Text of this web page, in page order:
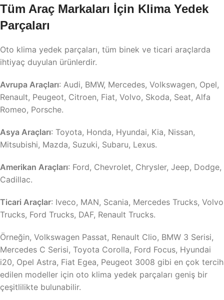
Tüm Araç Markaları İçin Klima Yedek
Parçaları
Oto klima yedek parçaları, tüm binek ve ticari araçlarda
ihtiyaç duyulan ürünlerdir.
Avrupa Araçları: Audi, BMW, Mercedes, Volkswagen, Opel,
Renault, Peugeot, Citroen, Fiat, Volvo, Skoda, Seat, Alfa
Romeo, Porsche.
Asya Araçları: Toyota, Honda, Hyundai, Kia, Nissan,
Mitsubishi, Mazda, Suzuki, Subaru, Lexus.
Amerikan Araçları: Ford, Chevrolet, Chrysler, Jeep, Dodge,
Cadillac.
Ticari Araçlar: Iveco, MAN, Scania, Mercedes Trucks, Volvo
Trucks, Ford Trucks, DAF, Renault Trucks.
Örneğin, Volkswagen Passat, Renault Clio, BMW 3 Serisi,
Mercedes C Serisi, Toyota Corolla, Ford Focus, Hyundai
i20, Opel Astra, Fiat Egea, Peugeot 3008 gibi en çok tercih
edilen modeller için oto klima yedek parçaları geniş bir
çeşitlilikte bulunabilir.